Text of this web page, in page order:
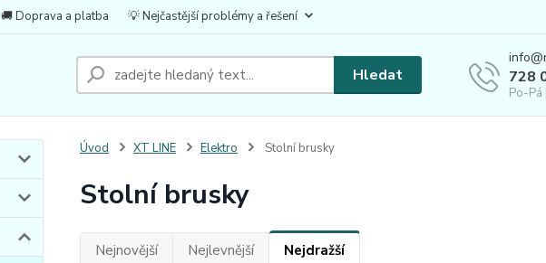
🚚 Doprava a platba 💡 Nejčastější problémy a řešení
Hledat 728
Po-
Úvod XT LINE Elektro Stolní brusky
Stolní brusky
Nejnovější Nejlevnější Nejdražší